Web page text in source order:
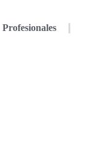
Profesionales